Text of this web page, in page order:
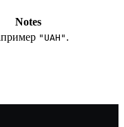
Notes
"UAH" .